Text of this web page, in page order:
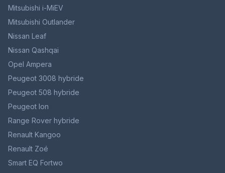
Mitsubishi i-MiEV
Mitsubishi Outlander
Nissan Leaf
Nissan Qashqai
Opel Ampera
Peugeot 3008 hybride
Peugeot 508 hybride
Peugeot Ion
Range Rover hybride
Renault Kangoo
Renault Zoé
Smart EQ Fortwo